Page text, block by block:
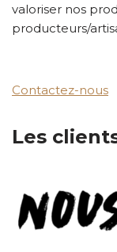
valoriser nos
producteurs/
Contactez-nous
Les